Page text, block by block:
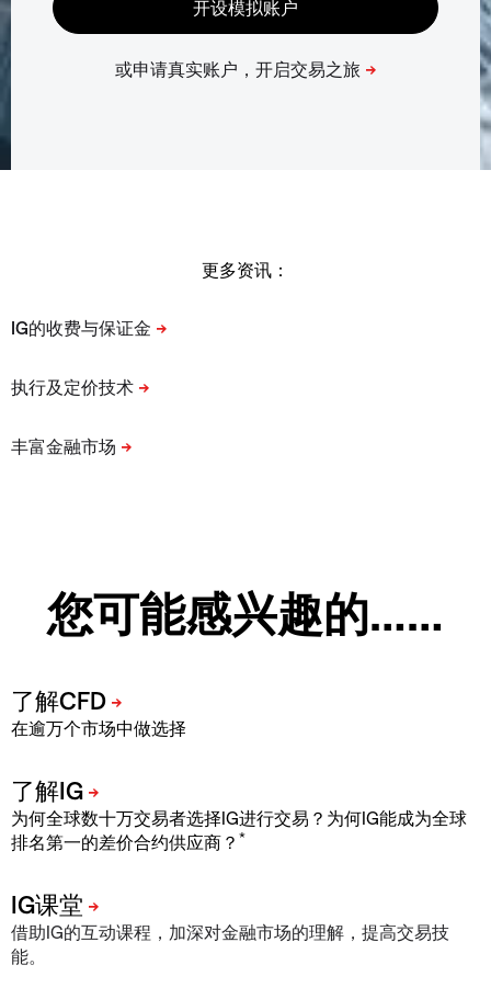
更多资讯：
您可能感兴趣的……
在逾万个市场中做选择
为何全球数十万交易者选择IG进行交易？为何IG能成为全球
排名第一的差价合约供应商？ *
借助IG的互动课程，加深对金融市场的理解，提高交易技
能。